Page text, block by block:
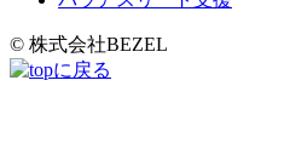
© 株式会社BEZEL